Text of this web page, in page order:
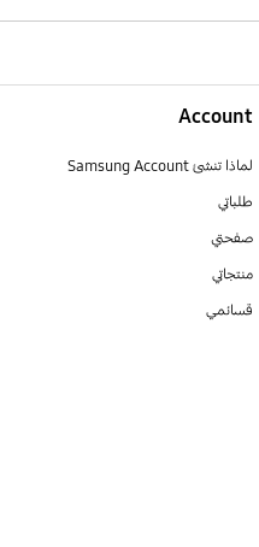
Account
لماذا تنشئ Samsung Account
طلباتي
صفحتي
منتجاتي
قسائمي